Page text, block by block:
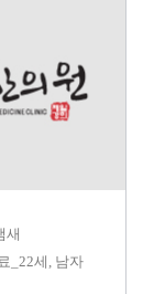
새
_22세, 남자